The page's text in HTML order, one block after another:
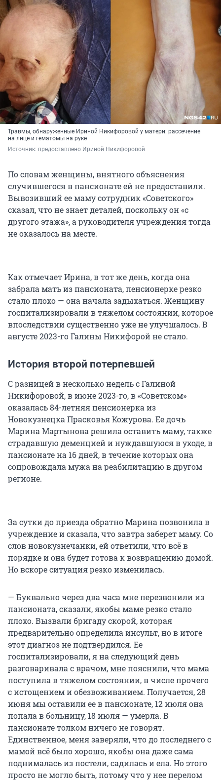
Травмы, обнаруженные Ириной Никифоровой у матери: рассечение
на лице и гематомы на руке
Источник: предоставлено Ириной Никифоровой
По словам женщины, внятного объяснения
случившегося в пансионате ей не предоставили.
Вывозивший ее маму сотрудник «Советского»
сказал, что не знает деталей, поскольку он «с
другого этажа», а руководителя учреждения тогда
не оказалось на месте.
Как отмечает Ирина, в тот же день, когда она
забрала мать из пансионата, пенсионерке резко
стало плохо — она начала задыхаться. Женщину
госпитализировали в тяжелом состоянии, которое
впоследствии существенно уже не улучшалось. В
августе 2023-го Галины Никифорой не стало.
История второй потерпевшей
С разницей в несколько недель с Галиной
Никифоровой, в июне 2023-го, в «Советском»
оказалась 84-летняя пенсионерка из
Новокузнецка Прасковья Кожурова. Ее дочь
Марина Мартынова решила оставить маму, также
страдавшую деменцией и нуждавшуюся в уходе, в
пансионате на 16 дней, в течение которых она
сопровождала мужа на реабилитацию в другом
регионе.
За сутки до приезда обратно Марина позвонила в
учреждение и сказала, что завтра заберет маму. Со
слов новокузнечанки, ей ответили, что всё в
порядке и она будет готова к возвращению домой.
Но вскоре ситуация резко изменилась.
— Буквально через два часа мне перезвонили из
пансионата, сказали, якобы маме резко стало
плохо. Вызвали бригаду скорой, которая
предварительно определила инсульт, но в итоге
этот диагноз не подтвердился. Ее
госпитализировали, я на следующий день
разговаривала с врачом, мне пояснили, что мама
поступила в тяжелом состоянии, в числе прочего
с истощением и обезвоживанием. Получается, 28
июня мы оставили ее в пансионате, 12 июля она
попала в больницу, 18 июля — умерла. В
пансионате толком ничего не говорят.
Единственное, меня заверяли, что до последнего с
мамой всё было хорошо, якобы она даже сама
поднималась из постели, садилась и ела. Но этого
просто не могло быть, потому что у нее перелом